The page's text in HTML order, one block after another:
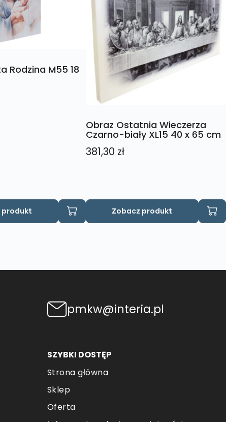
Rodzina M55 18
produkt
Obraz Ostatnia Wieczerza
Czarno-biały XL15 40 x 65 cm
381,30 zł
Zobacz produkt
pmkw@interia.pl
SZYBKI DOSTĘP
Strona główna
Sklep
Oferta